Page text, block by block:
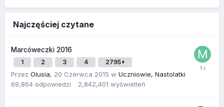
Najczęściej czytane
Marcóweczki 2016
1 2 3 4 2795
Przez Olusia, 20 Czerwca 2015 w Uczniowie, Nastolatki
69,864 odpowiedzi 2,842,401 wyświetleń